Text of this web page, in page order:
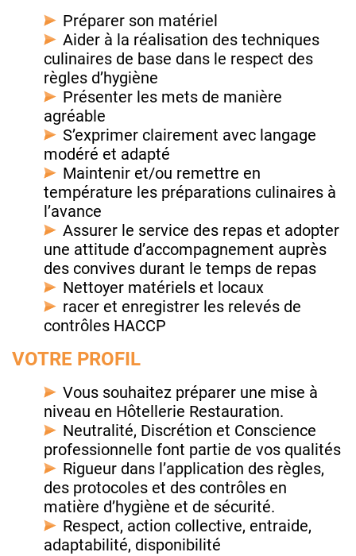
Préparer son matériel
Aider à la réalisation des techniques
culinaires de base dans le respect des
règles d’hygiène
Présenter les mets de manière
agréable
S’exprimer clairement avec langage
modéré et adapté
Maintenir et/ou remettre en
température les préparations culinaires à
l’avance
Assurer le service des repas et adopter
une attitude d’accompagnement auprès
des convives durant le temps de repas
Nettoyer matériels et locaux
racer et enregistrer les relevés de
contrôles HACCP
VOTRE PROFIL
Vous souhaitez préparer une mise à
niveau en Hôtellerie Restauration.
Neutralité, Discrétion et Conscience
professionnelle font partie de vos qualités
Rigueur dans l’application des règles,
des protocoles et des contrôles en
matière d’hygiène et de sécurité.
Respect, action collective, entraide,
adaptabilité, disponibilité